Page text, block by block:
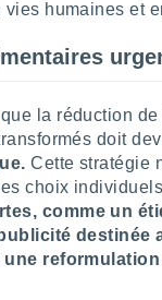
vies humaines et
que la réduction
doit
Cette stratégie
choix
comme un
destinée
une